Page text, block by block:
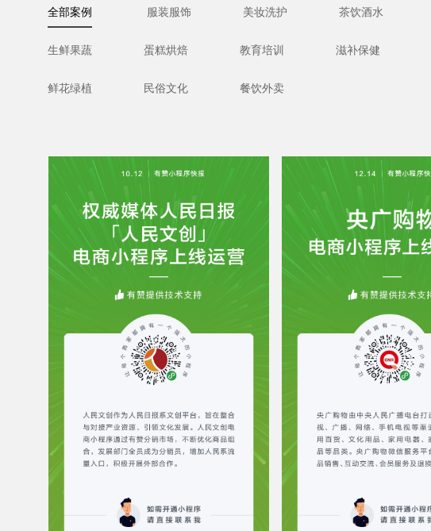
全部案例 服装服饰 美妆洗护 茶饮酒水
生鲜果蔬 蛋糕烘焙 教育培训 滋补保健
鲜花绿植 民俗文化 餐饮外卖